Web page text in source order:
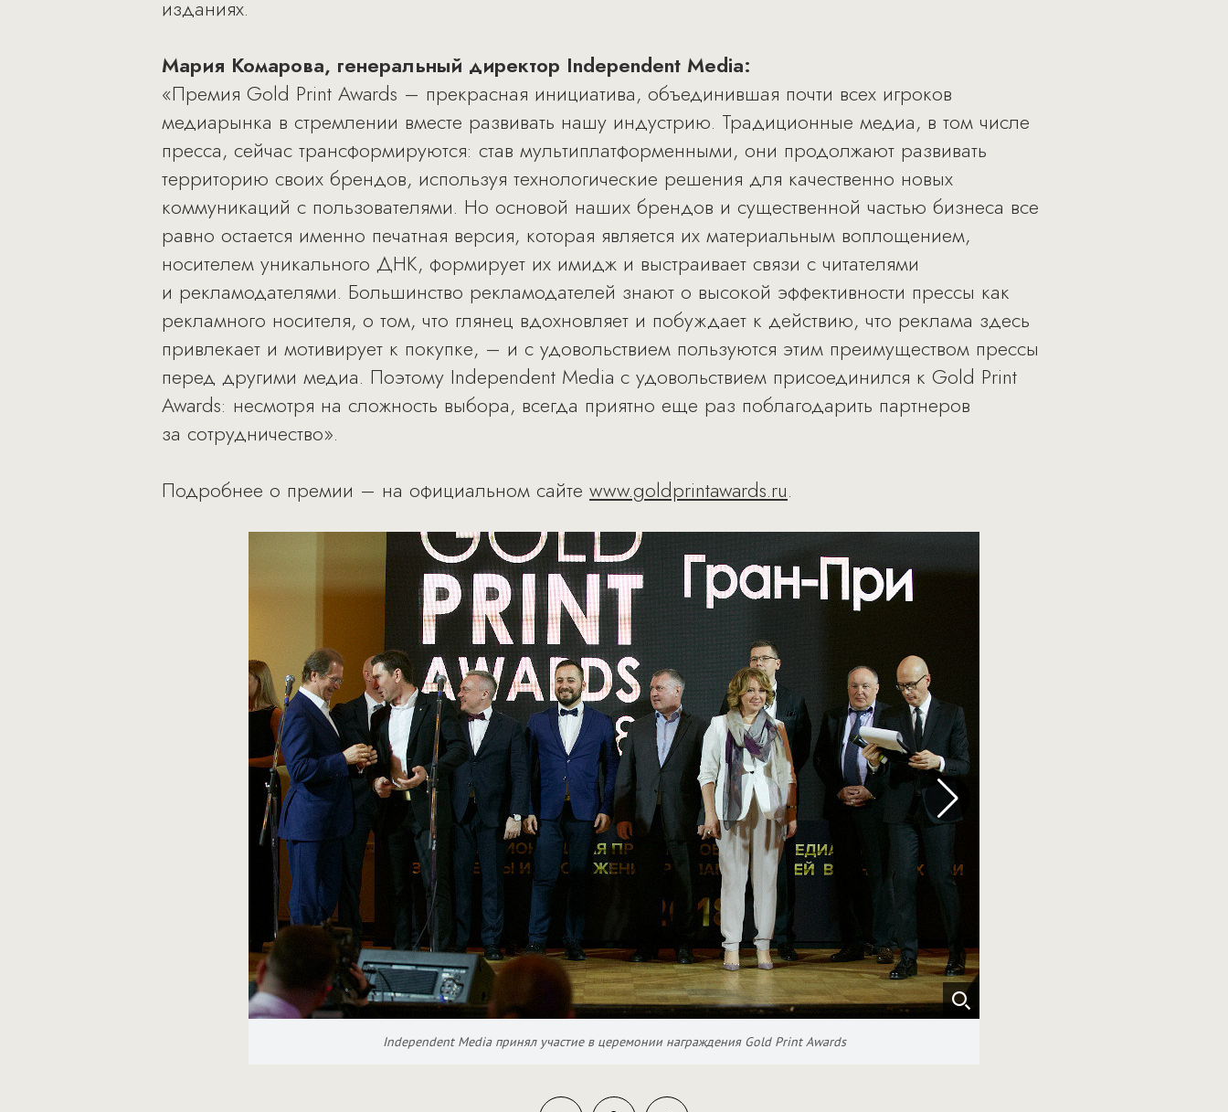
изданиях.
Мария Комарова, генеральный директор Independent Media:
«Премия Gold Print Awards – прекрасная инициатива, объединившая почти всех игроков
медиарынка в стремлении вместе развивать нашу индустрию. Традиционные медиа, в том числе
пресса, сейчас трансформируются: став мультиплатформенными, они продолжают развивать
территорию своих брендов, используя технологические решения для качественно новых
коммуникаций с пользователями. Но основой наших брендов и существенной частью бизнеса все
равно остается именно печатная версия, которая является их материальным воплощением,
носителем уникального ДНК, формирует их имидж и выстраивает связи с читателями
и рекламодателями. Большинство рекламодателей знают о высокой эффективности прессы как
рекламного носителя, о том, что глянец вдохновляет и побуждает к действию, что реклама здесь
привлекает и мотивирует к покупке, – и с удовольствием пользуются этим преимуществом прессы
перед другими медиа. Поэтому Independent Media с удовольствием присоединился к Gold Print
Awards: несмотря на сложность выбора, всегда приятно еще раз поблагодарить партнеров
за сотрудничество».
Подробнее о премии – на официальном сайте www.goldprintawards.ru.
Independent Media принял участие в церемонии награждения Gold Print Awards